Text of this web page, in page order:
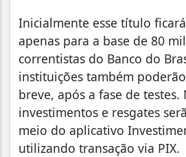
Inicialmente esse título
apenas para a base de 80
correntistas do Banco do
instituições também
breve, após a fase de testes.
investimentos e resgates
meio do aplicativo
utilizando transação via PIX.